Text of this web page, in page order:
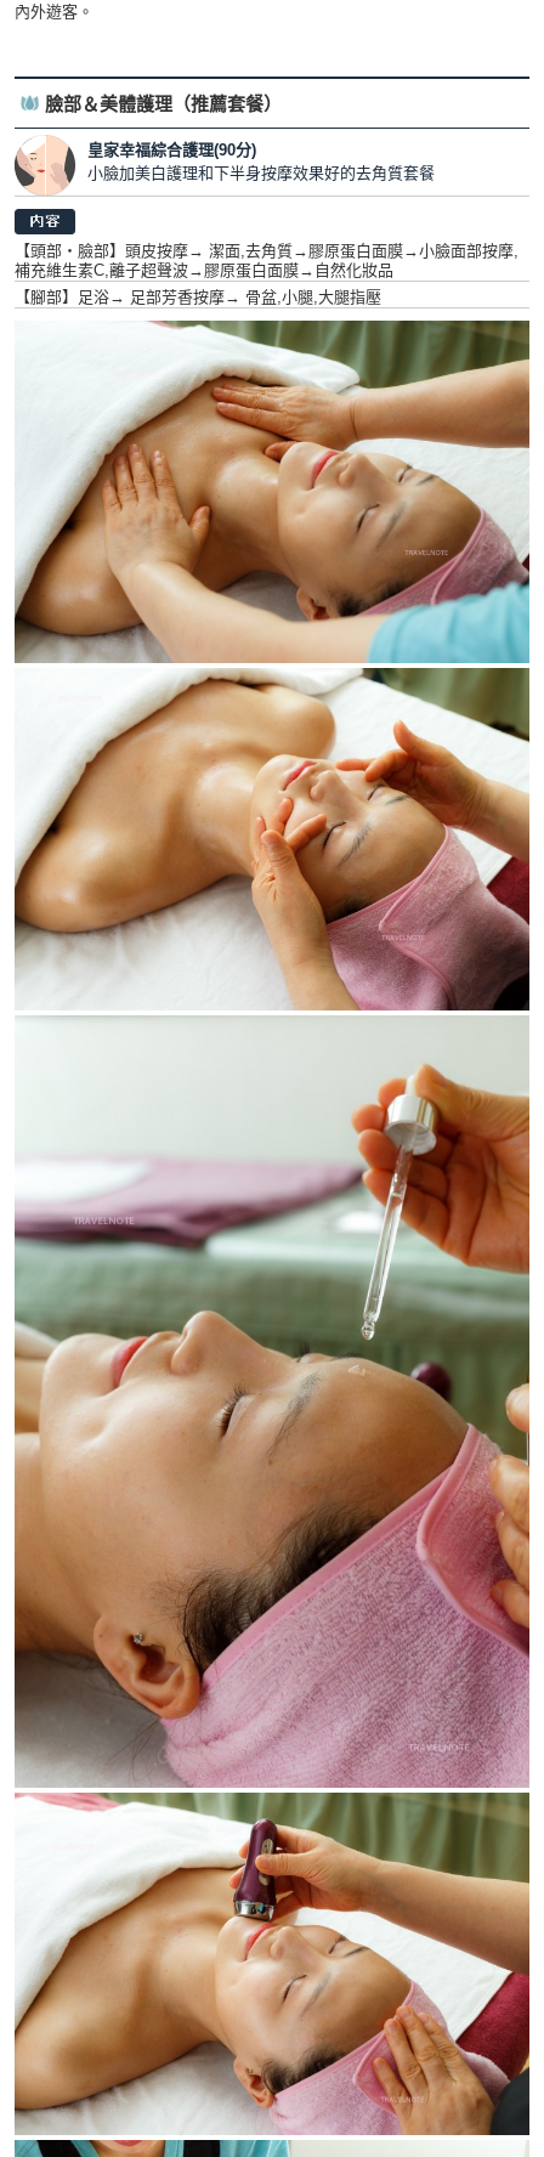
內外遊客。
臉部＆美體護理（推薦套餐）
皇家幸福綜合護理(90分)
小臉加美白護理和下半身按摩效果好的去角質套餐
【頭部・臉部】頭皮按摩→ 潔面,去角質→膠原蛋白面膜→小臉面部按摩,
補充維生素C,離子超聲波→膠原蛋白面膜→自然化妝品
【腳部】足浴→ 足部芳香按摩→ 骨盆,小腿,大腿指壓